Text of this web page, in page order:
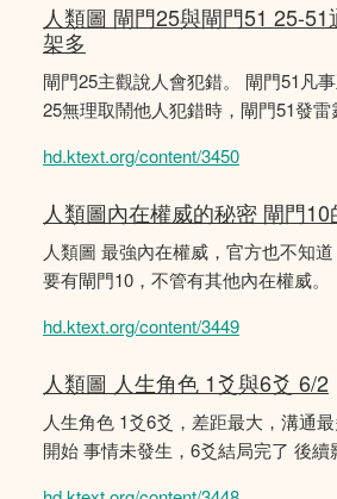
人類圖 閘門25與閘門51 25-
架多
閘門25主觀說人會犯錯。 閘門51凡
25無理取鬧他人犯錯時，閘門51發雷
hd.ktext.org/content/3450
人類圖內在權威的秘密 閘門
人類圖 最強內在權威，官方也不知
要有閘門10，不管有其他內在權威。
hd.ktext.org/content/3449
人類圖 人生角色 1爻與6爻 6/2
人生角色 1爻6爻，差距最大，溝通
開始 事情未發生，6爻結局完了 後續